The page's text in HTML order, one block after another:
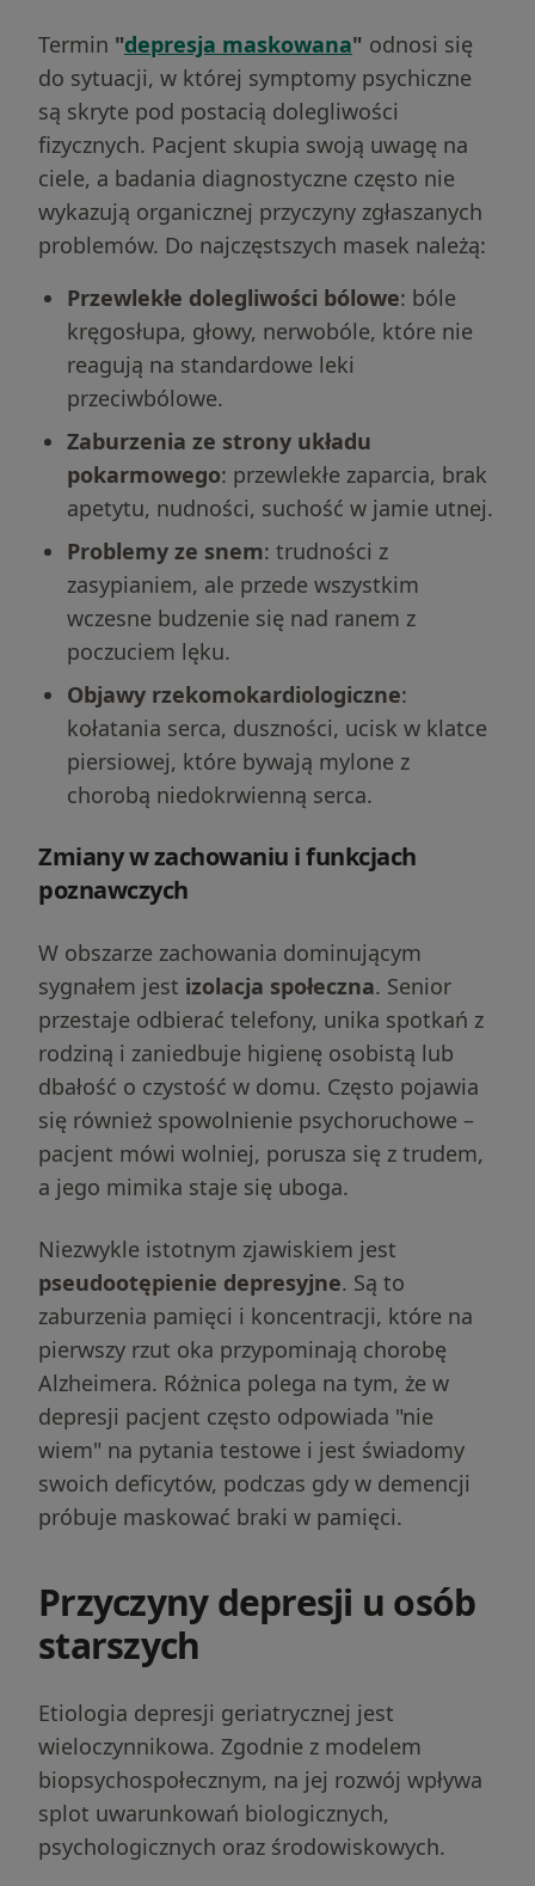
Termin "depresja maskowana" odnosi się
do sytuacji, w której symptomy psychiczne
są skryte pod postacią dolegliwości
fizycznych. Pacjent skupia swoją uwagę na
ciele, a badania diagnostyczne często nie
wykazują organicznej przyczyny zgłaszanych
problemów. Do najczęstszych masek należą:
Przewlekłe dolegliwości bólowe: bóle
kręgosłupa, głowy, nerwobóle, które nie
reagują na standardowe leki
przeciwbólowe.
Zaburzenia ze strony układu
pokarmowego: przewlekłe zaparcia, brak
apetytu, nudności, suchość w jamie utnej.
Problemy ze snem: trudności z
zasypianiem, ale przede wszystkim
wczesne budzenie się nad ranem z
poczuciem lęku.
Objawy rzekomokardiologiczne:
kołatania serca, duszności, ucisk w klatce
piersiowej, które bywają mylone z
chorobą niedokrwienną serca.
Zmiany w zachowaniu i funkcjach
poznawczych
W obszarze zachowania dominującym
sygnałem jest izolacja społeczna. Senior
przestaje odbierać telefony, unika spotkań z
rodziną i zaniedbuje higienę osobistą lub
dbałość o czystość w domu. Często pojawia
się również spowolnienie psychoruchowe –
pacjent mówi wolniej, porusza się z trudem,
a jego mimika staje się uboga.
Niezwykle istotnym zjawiskiem jest
pseudootępienie depresyjne. Są to
zaburzenia pamięci i koncentracji, które na
pierwszy rzut oka przypominają chorobę
Alzheimera. Różnica polega na tym, że w
depresji pacjent często odpowiada "nie
wiem" na pytania testowe i jest świadomy
swoich deficytów, podczas gdy w demencji
próbuje maskować braki w pamięci.
Przyczyny depresji u osób
starszych
Etiologia depresji geriatrycznej jest
wieloczynnikowa. Zgodnie z modelem
biopsychospołecznym, na jej rozwój wpływa
splot uwarunkowań biologicznych,
psychologicznych oraz środowiskowych.